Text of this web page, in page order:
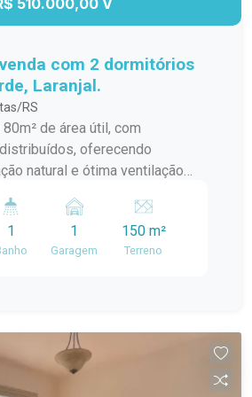
510.000,00 V
com 2 dormitórios
Laranjal.
RS
de área útil, com
oferecendo
natural e ótima ventilação
na parte superior,
do telhado com
conforto térmico em todas
elevada, situada 13
nível da lagoa e 1 metro acima
1 1
Garagem
150 m²
Terreno